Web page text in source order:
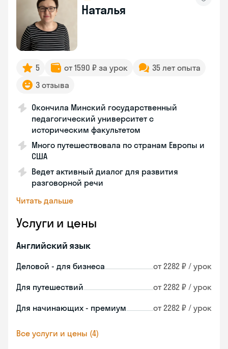
Наталья
5 от 1590 ₽ за урок
35 лет опыта
3 отзыва
Окончила Минский государственный
педагогический университет с
историческим факультетом
Много путешествовала по странам Европы и
США
Ведет активный диалог для развития
разговорной речи
Читать дальше
Услуги и цены
Английский язык
Деловой - для бизнеса от 2282 ₽ / урок
Для путешествий от 2282 ₽ / урок
Для начинающих - премиум от 2282 ₽ / урок
Все услуги и цены (4)